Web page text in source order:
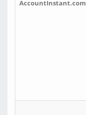
AccountInstant.com